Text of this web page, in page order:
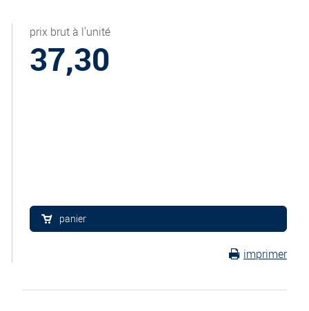
prix brut à l'unité
37,30
panier
imprimer